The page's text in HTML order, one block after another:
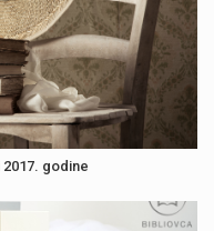
godine